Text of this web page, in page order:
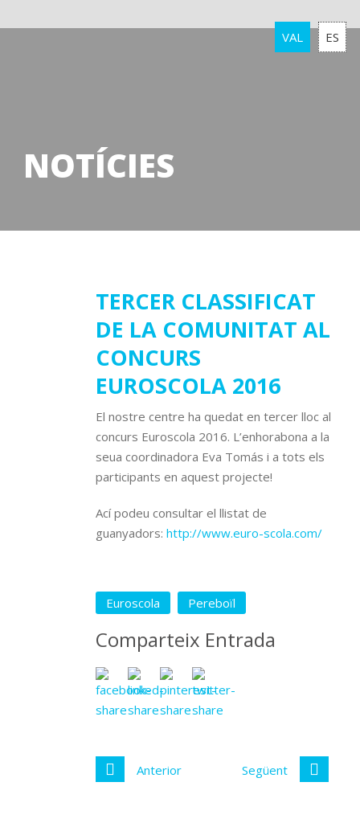
VAL ES
NOTÍCIES
TERCER CLASSIFICAT
DE LA COMUNITAT AL
CONCURS
EUROSCOLA 2016
El nostre centre ha quedat en tercer lloc al
concurs Euroscola 2016. L’enhorabona a la
seua coordinadora Eva Tomás i a tots els
participants en aquest projecte!
Ací podeu consultar el llistat de
guanyadors: http://www.euro-scola.com/
Euroscola Pereboïl
Comparteix Entrada
Anterior Següent